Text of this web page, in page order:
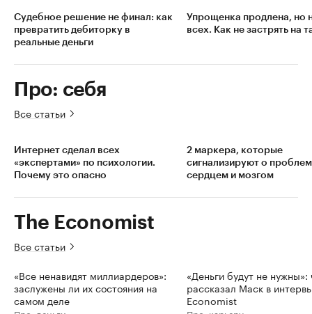
Судебное решение не финал: как
превратить дебиторку в
реальные деньги
Упрощенка продлена, но
всех. Как не застрять на
Про: себя
Все статьи
Интернет сделал всех
«экспертами» по психологии.
Почему это опасно
2 маркера, которые
сигнализируют о
сердцем и мозгом
The Economist
Все статьи
«Все ненавидят миллиардеров»:
заслужены ли их состояния на
самом деле
«Деньги будут не нужны»:
рассказал Маск в
Economist